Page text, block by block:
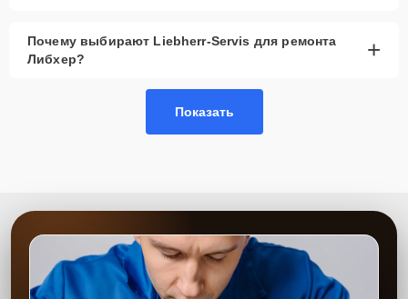
Почему выбирают Liebherr-Servis для ремонта
Либхер?
+
Показать